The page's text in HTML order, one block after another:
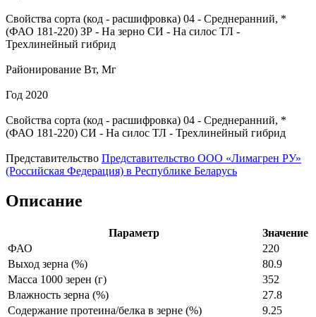
Свойства сорта (код - расшифровка) 04 - Среднеранний, *
(ФАО 181-220) ЗР - На зерно СИ - На силос ТЛ -
Трехлинейный гибрид
Районирование Вт, Мг
Год 2020
Свойства сорта (код - расшифровка) 04 - Среднеранний, *
(ФАО 181-220) СИ - На силос ТЛ - Трехлинейный гибрид
Представительство Представительство ООО «Лимагрен РУ»
(Российская Федерация) в Республике Беларусь
Описание
Параметр
Значение
ФАО
220
Выход зерна (%)
80.9
Масса 1000 зерен (г)
352
Влажность зерна (%)
27.8
Содержание протеина/белка в зерне (%)
9.25